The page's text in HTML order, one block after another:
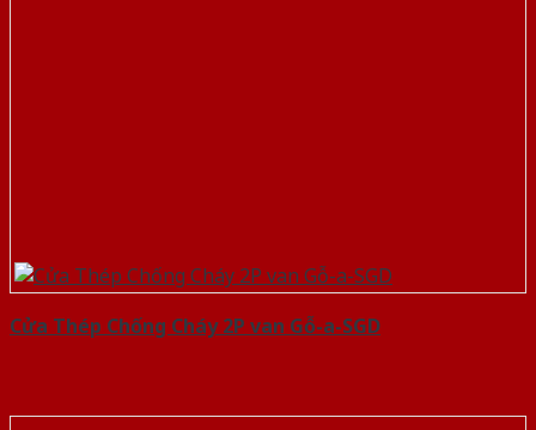
Cửa Thép Chống Cháy 2P van Gỗ-a-SGD